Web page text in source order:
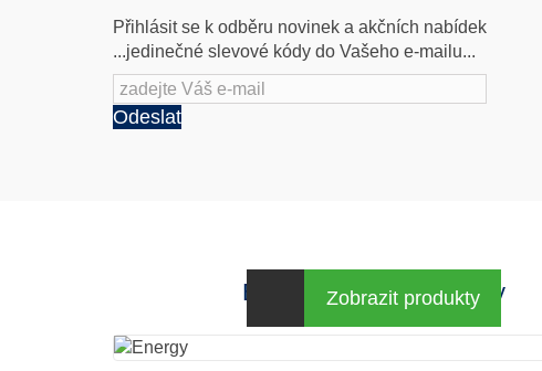
Přihlásit se k odběru novinek a akčních nabídek
...jedinečné slevové kódy do Vašeho e-mailu...
Odeslat
Energy za výhodné ceny
Zobrazit produkty